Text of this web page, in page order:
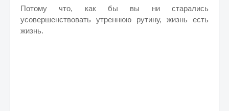
Потому что, как бы вы ни старались
усовершенствовать утреннюю рутину, жизнь есть
жизнь.